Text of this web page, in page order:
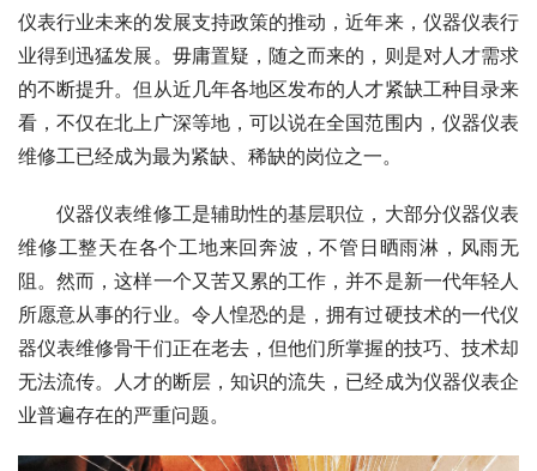
仪表行业未来的发展支持政策的推动，近年来，仪器仪表行
业得到迅猛发展。毋庸置疑，随之而来的，则是对人才需求
的不断提升。但从近几年各地区发布的人才紧缺工种目录来
看，不仅在北上广深等地，可以说在全国范围内，仪器仪表
维修工已经成为最为紧缺、稀缺的岗位之一。
仪器仪表维修工是辅助性的基层职位，大部分仪器仪表
维修工整天在各个工地来回奔波，不管日晒雨淋，风雨无
阻。然而，这样一个又苦又累的工作，并不是新一代年轻人
所愿意从事的行业。令人惶恐的是，拥有过硬技术的一代仪
器仪表维修骨干们正在老去，但他们所掌握的技巧、技术却
无法流传。人才的断层，知识的流失，已经成为仪器仪表企
业普遍存在的严重问题。